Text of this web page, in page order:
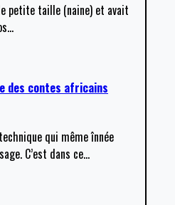
petite taille (naine) et avait
…
des contes africains
qui même înnée
C’est dans ce…